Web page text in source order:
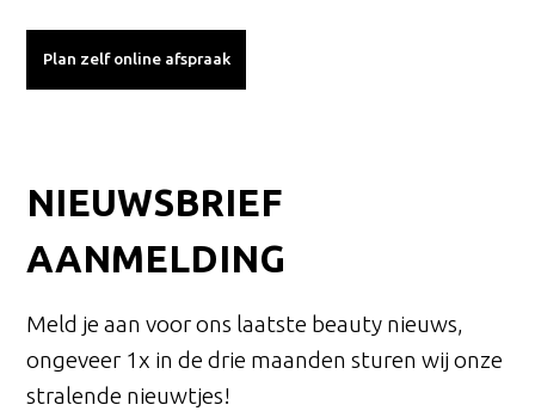
Plan zelf online afspraak
NIEUWSBRIEF
AANMELDING
Meld je aan voor ons laatste beauty nieuws,
ongeveer 1x in de drie maanden sturen wij onze
stralende nieuwtjes!